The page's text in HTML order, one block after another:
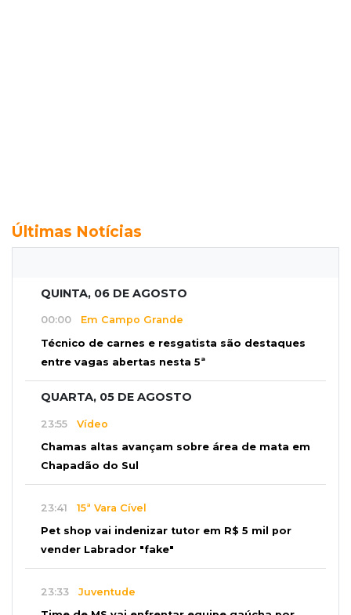
Últimas Notícias
QUINTA, 06 DE AGOSTO
00:00 Em Campo Grande
Técnico de carnes e resgatista são destaques
entre vagas abertas nesta 5ª
QUARTA, 05 DE AGOSTO
23:55 Vídeo
Chamas altas avançam sobre área de mata em
Chapadão do Sul
23:41 15ª Vara Cível
Pet shop vai indenizar tutor em R$ 5 mil por
vender Labrador "fake"
23:33 Juventude